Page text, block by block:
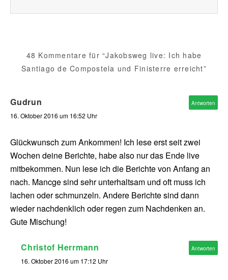
48 Kommentare für “Jakobsweg live: Ich habe
Santiago de Compostela und Finisterre erreicht”
Gudrun
16. Oktober 2016 um 16:52 Uhr
Glückwunsch zum Ankommen! Ich lese erst seit zwei
Wochen deine Berichte, habe also nur das Ende live
mitbekommen. Nun lese ich die Berichte von Anfang an
nach. Mancge sind sehr unterhaltsam und oft muss ich
lachen oder schmunzeln. Andere Berichte sind dann
wieder nachdenklich oder regen zum Nachdenken an.
Gute Mischung!
Antworten
Christof Herrmann
16. Oktober 2016 um 17:12 Uhr
Antworten